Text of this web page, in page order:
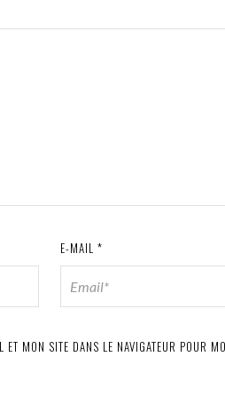
E-MAIL *
MON SITE DANS LE NAVIGATEUR POUR